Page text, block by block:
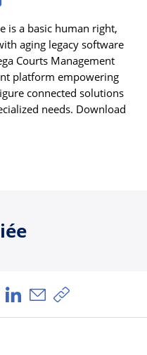
is a basic human right,
aging legacy software
Courts Management
platform empowering
connected solutions
needs. Download
via Facebook
Partager via X
Partager via LinkedIn
Partager par e-mail
Copier le lien